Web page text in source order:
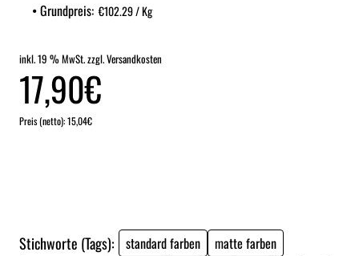
Grundpreis: €102.29 / Kg
inkl. 19 % MwSt. zzgl. Versandkosten
17,90€
Preis (netto): 15,04€
Stichworte (Tags): standard farben
matte farben